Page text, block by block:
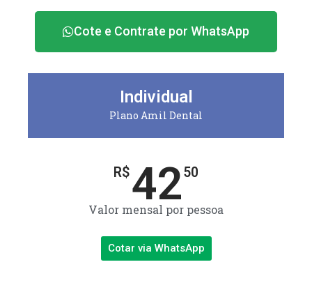
Cote e Contrate por WhatsApp
Individual
Plano Amil Dental
R$4250
Valor mensal por pessoa
Cotar via WhatsApp